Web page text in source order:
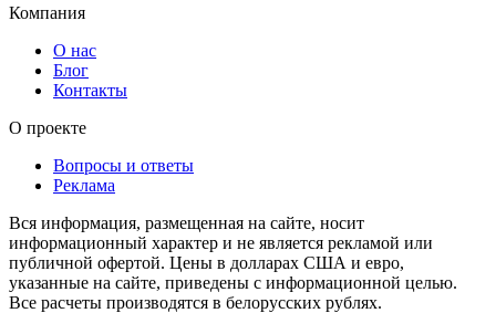
Компания
О нас
Блог
Контакты
О проекте
Вопросы и ответы
Реклама
Вся информация, размещенная на сайте, носит
информационный характер и не является рекламой или
публичной офертой. Цены в долларах США и евро,
указанные на сайте, приведены с информационной целью.
Все расчеты производятся в белорусских рублях.